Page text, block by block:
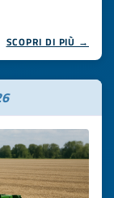
SCOPRI DI PIÙ →